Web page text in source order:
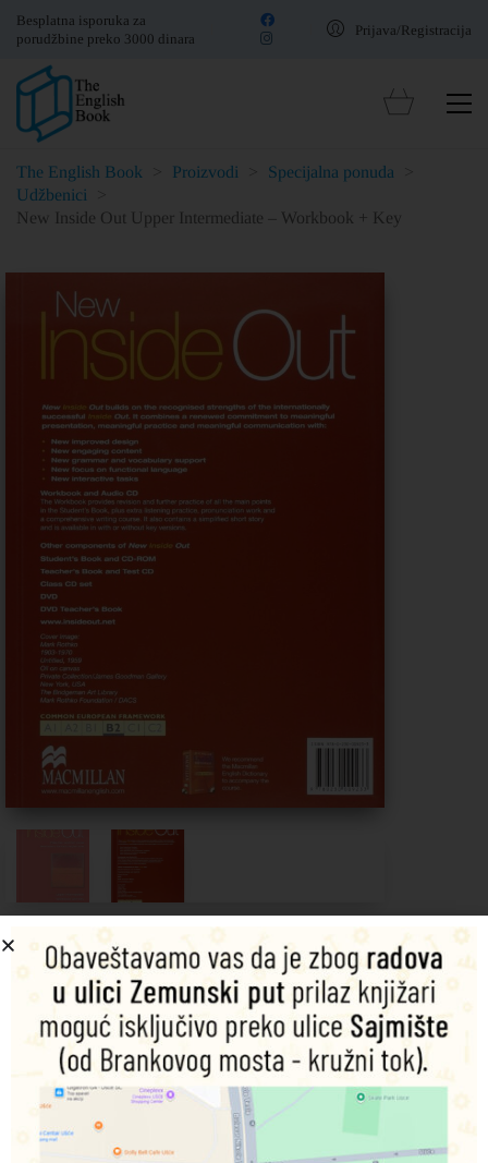
Besplatna isporuka za
porudžbine preko 3000 dinara
Prijava/Registracija
The English Book Proizvodi Specijalna ponuda
Udžbenici
New Inside Out Upper Intermediate – Workbook + Key
New Inside Out
Upper
Intermediate –
Workbook +
Key